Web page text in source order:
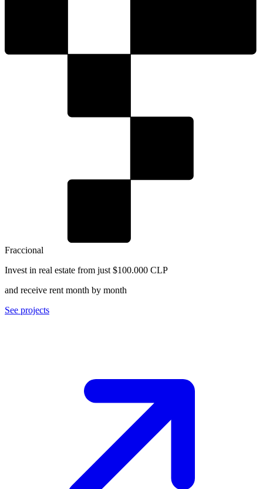
Fraccional
Invest in real estate from just $100.000 CLP
and receive rent month by month
See projects